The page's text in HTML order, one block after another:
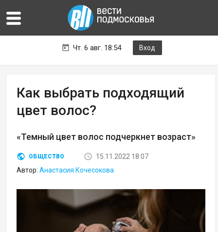
Чт. 6 авг. 18:54 Вход
Как выбрать подходящий
цвет волос?
«Темный цвет волос подчеркнет возраст»
ОБЩЕСТВО
15.11.2022 18:07
Автор:Анастасия Кочесокова